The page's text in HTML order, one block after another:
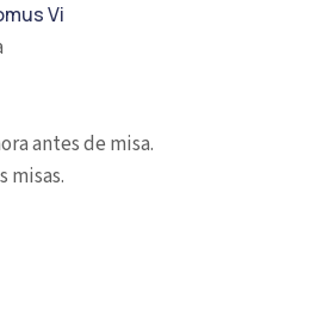
Vi
antes de misa.
misas.